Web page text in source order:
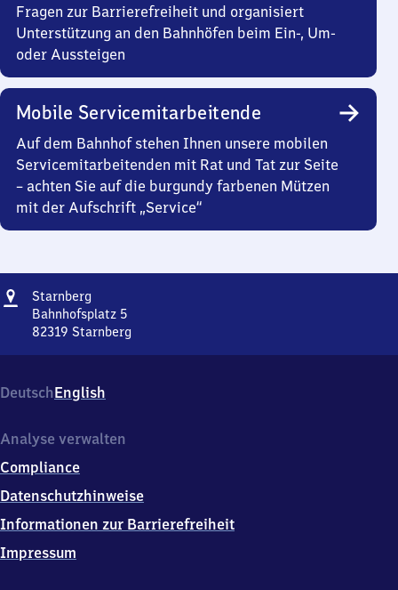
Fragen zur Barrierefreiheit und organisiert
Unterstützung an den Bahnhöfen beim Ein-, Um-
oder Aussteigen
Mobile Servicemitarbeitende
Auf dem Bahnhof stehen Ihnen unsere mobilen
Servicemitarbeitenden mit Rat und Tat zur Seite
– achten Sie auf die burgundy farbenen Mützen
mit der Aufschrift „Service“
Adresse
Starnberg
Bahnhofsplatz 5
82319 Starnberg
5,
8
3
9
Starnberg
DeutschEnglish
Analyse verwalten
Compliance
Datenschutzhinweise
Informationen zur Barrierefreiheit
Impressum